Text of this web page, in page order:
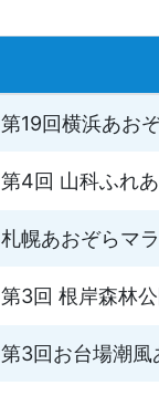
第19回横浜あお
第4回 山科ふれ
札幌あおぞらマ
第3回 根岸森林
第3回お台場潮風